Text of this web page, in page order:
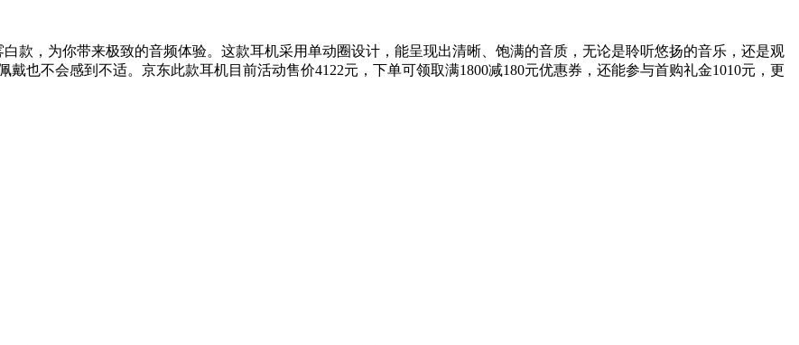
款，为你带来极致的音频体验。这款耳机采用单动圈设计，能呈现出清晰、饱满的音质，无论是聆听悠扬的音乐，还是观
也不会感到不适。京东此款耳机目前活动售价4122元，下单可领取满1800减180元优惠券，还能参与首购礼金1010元，更